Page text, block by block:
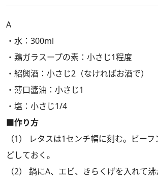
A
・水：300ml
・鶏ガラスープの素：小さじ1程度
・紹興酒：小さじ2（なければお酒で）
・薄口醬油：小さじ1
・塩：小さじ1/4
■作り方
（1） レタスは1センチ幅に刻む。ビー
どしておく。
（2） 鍋にA、エビ、きらくげを入れて沸